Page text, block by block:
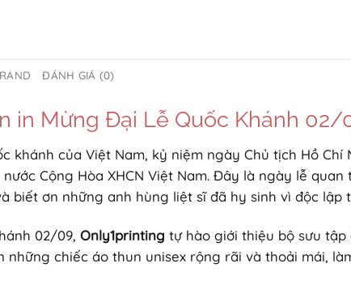
ĐÁNH GIÁ (0)
in Mừng Đại Lễ Quốc Khánh 02/
khánh của Việt Nam, kỷ niệm ngày Chủ tịch Hồ
Cộng Hòa XHCN Việt Nam. Đây là ngày lễ
biết ơn những anh hùng liệt sĩ đã hy sinh vì độc lập
02/09, Only1printing tự hào giới thiệu bộ sưu tập
những chiếc áo thun unisex rộng rãi và thoải mái,